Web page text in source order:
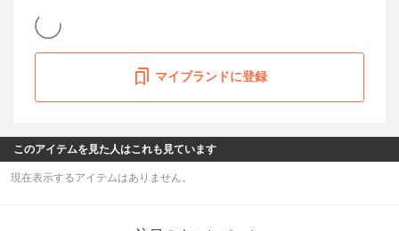
マイブランドに登録
このアイテムを見た人はこれも見ています
現在表示するアイテムはありません。